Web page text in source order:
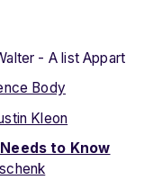
- A list Appart
Body
Kleon
to Know